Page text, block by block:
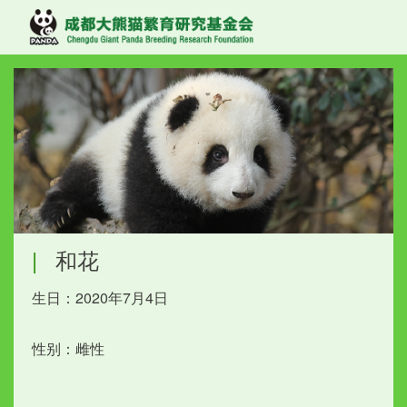
| 和花
生日：2020年7月4日
性别：雌性